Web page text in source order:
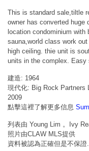
This is standard sale,tiltle
owner has converted huge
location condominium
sauna,world class work
high ceiling. thie unit is
units in the complex. Easy
建造: 1964
現代化: Big Rock Partners
2009
點擊這裡了解更多信息
列表由 Young Lim 。Ivy
照片由CLAW MLS提供
資料被認為正確但是不保證.